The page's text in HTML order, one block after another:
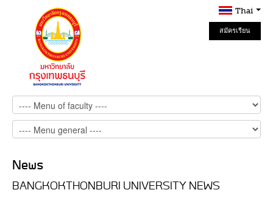
Thai
สมัครเรียน
Online
News
BANGKOKTHONBURI UNIVERSITY NEWS